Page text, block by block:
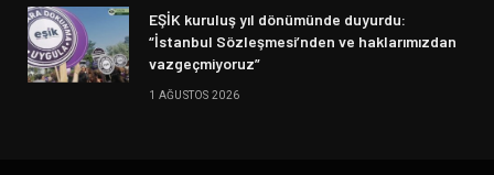
EŞİK kuruluş yıl dönümünde duyurdu:
“İstanbul Sözleşmesi’nden ve haklarımızdan
vazgeçmiyoruz”
1 AĞUSTOS 2026